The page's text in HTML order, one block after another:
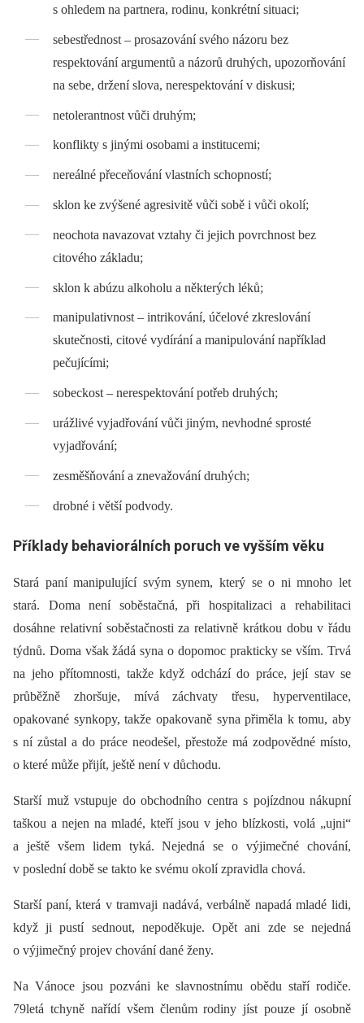
s ohledem na partnera, rodinu, konkrétní situaci;
sebestřednost –⁠ prosazování svého názoru bez
respektování argumentů a názorů druhých, upozorňování
na sebe, držení slova, nerespektování v diskusi;
netolerantnost vůči druhým;
konflikty s jinými osobami a institucemi;
nereálné přeceňování vlastních schopností;
sklon ke zvýšené agresivitě vůči sobě i vůči okolí;
neochota navazovat vztahy či jejich povrchnost bez
citového základu;
sklon k abúzu alkoholu a některých léků;
manipulativnost –⁠ intrikování, účelové zkreslování
skutečnosti, citové vydírání a manipulování například
pečujícími;
sobeckost –⁠ nerespektování potřeb druhých;
urážlivé vyjadřování vůči jiným, nevhodné sprosté
vyjadřování;
zesměšňování a znevažování druhých;
drobné i větší podvody.
Příklady behaviorálních poruch ve vyšším věku
Stará paní manipulující svým synem, který se o ni mnoho let
stará. Doma není soběstačná, při hospitalizaci a rehabilitaci
dosáhne relativní soběstačnosti za relativně krátkou dobu v řádu
týdnů. Doma však žádá syna o dopomoc prakticky se vším. Trvá
na jeho přítomnosti, takže když odchází do práce, její stav se
průběžně zhoršuje, mívá záchvaty třesu, hyperventilace,
opakované synkopy, takže opakovaně syna přiměla k tomu, aby
s ní zůstal a do práce neodešel, přestože má zodpovědné místo,
o které může přijít, ještě není v důchodu.
Starší muž vstupuje do obchodního centra s pojízdnou nákupní
taškou a nejen na mladé, kteří jsou v jeho blízkosti, volá „ujni“
a ještě všem lidem tyká. Nejedná se o výjimečné chování,
v poslední době se takto ke svému okolí zpravidla chová.
Starší paní, která v tramvaji nadává, verbálně napadá mladé lidi,
když ji pustí sednout, nepoděkuje. Opět ani zde se nejedná
o výjimečný projev chování dané ženy.
Na Vánoce jsou pozváni ke slavnostnímu obědu staří rodiče.
79letá tchyně nařídí všem členům rodiny jíst pouze jí osobně